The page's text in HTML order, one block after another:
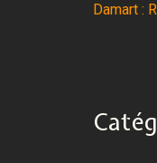
Damart :